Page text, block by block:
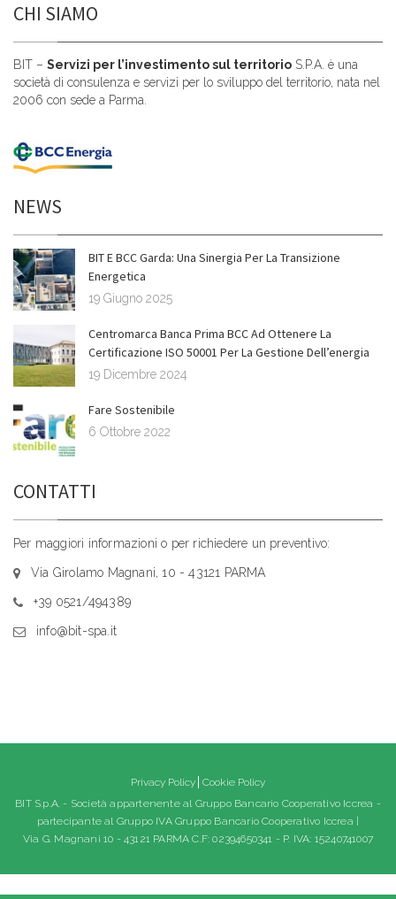
CHI SIAMO
BIT – Servizi per l’investimento sul territorio S.P.A. è una
società di consulenza e servizi per lo sviluppo del territorio, nata nel
2006 con sede a Parma.
NEWS
BIT E BCC Garda: Una Sinergia Per La Transizione
Energetica
19 Giugno 2025
Centromarca Banca Prima BCC Ad Ottenere La
Certificazione ISO 50001 Per La Gestione Dell’energia
19 Dicembre 2024
Fare Sostenibile
6 Ottobre 2022
CONTATTI
Per maggiori informazioni o per richiedere un preventivo:
Via Girolamo Magnani, 10 - 43121 PARMA
+39 0521/494389
info@bit-spa.it
Privacy Policy Cookie Policy
BIT S.p.A. - Società appartenente al Gruppo Bancario Cooperativo Iccrea -
partecipante al Gruppo IVA Gruppo Bancario Cooperativo Iccrea |
Via G. Magnani 10 - 43121 PARMA C.F: 02394650341 - P. IVA: 15240741007